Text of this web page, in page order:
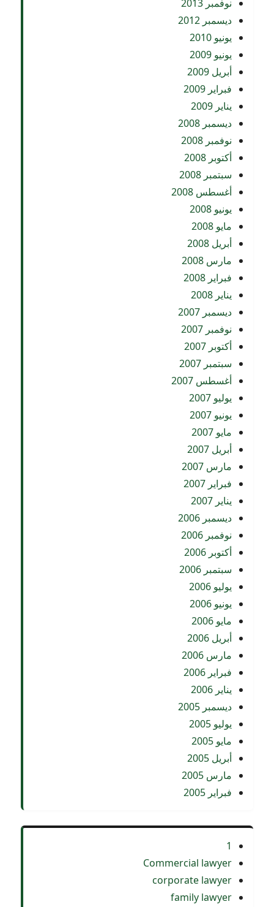
نوفمبر 2013
ديسمبر 2012
يونيو 2010
يونيو 2009
أبريل 2009
فبراير 2009
يناير 2009
ديسمبر 2008
نوفمبر 2008
أكتوبر 2008
سبتمبر 2008
أغسطس 2008
يونيو 2008
مايو 2008
أبريل 2008
مارس 2008
فبراير 2008
يناير 2008
ديسمبر 2007
نوفمبر 2007
أكتوبر 2007
سبتمبر 2007
أغسطس 2007
يوليو 2007
يونيو 2007
مايو 2007
أبريل 2007
مارس 2007
فبراير 2007
يناير 2007
ديسمبر 2006
نوفمبر 2006
أكتوبر 2006
سبتمبر 2006
يوليو 2006
يونيو 2006
مايو 2006
أبريل 2006
مارس 2006
فبراير 2006
يناير 2006
ديسمبر 2005
يوليو 2005
مايو 2005
أبريل 2005
مارس 2005
فبراير 2005
1
Commercial lawyer
corporate lawyer
family lawyer